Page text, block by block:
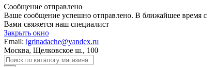
Сообщение отправлено
Ваше сообщение успешно отправлено. В ближайшее время с
Вами свяжется наш специалист
Закрыть окно
Email: igrinadache@yandex.ru
Москва, Щелковское ш., 100